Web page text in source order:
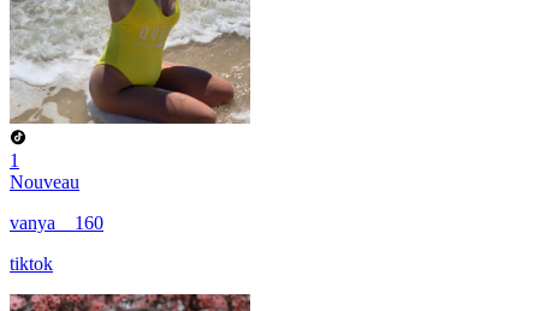
1
Nouveau
vanya__160
tiktok